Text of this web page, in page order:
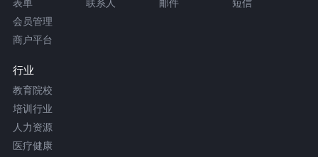
表单 联系人 邮件
短信
会员管理
商户平台
行业
教育院校
培训行业
人力资源
医疗健康